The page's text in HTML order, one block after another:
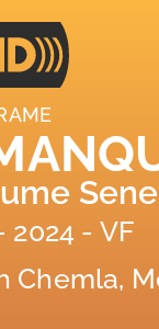
2024 - VF
Chemla,